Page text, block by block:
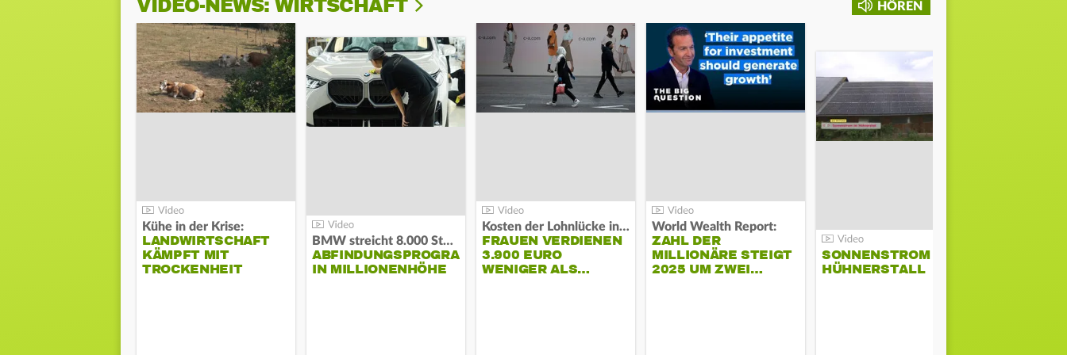
HÖREN
VIDEO-NEWS: WIRTSCHAFT
Kühe in der Krise:
LANDWIRTSCHAFT
KÄMPFT MIT
TROCKENHEIT
BMW streicht 8.000 Stellen:
ABFINDUNGSPROGRAMM
IN MILLIONENHÖHE
Kosten der Lohnlücke in der EU:
FRAUEN VERDIENEN
3.900 EURO
WENIGER ALS…
World Wealth Report:
ZAHL DER
MILLIONÄRE STEIGT
2025 UM ZWEI…
SONNENSTROM IM
HÜHNERSTALL